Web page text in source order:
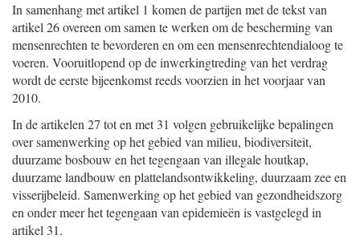
In samenhang met artikel 1 komen de partijen met de tekst van
artikel 26 overeen om samen te werken om de bescherming van
mensenrechten te bevorderen en om een mensenrechtendialoog te
voeren. Vooruitlopend op de inwerkingtreding van het verdrag
wordt de eerste bijeenkomst reeds voorzien in het voorjaar van
2010.
In de artikelen 27 tot en met 31 volgen gebruikelijke bepalingen
over samenwerking op het gebied van milieu, biodiversiteit,
duurzame bosbouw en het tegengaan van illegale houtkap,
duurzame landbouw en plattelandsontwikkeling, duurzaam zee en
visserijbeleid. Samenwerking op het gebied van gezondheidszorg
en onder meer het tegengaan van epidemieën is vastgelegd in
artikel 31.